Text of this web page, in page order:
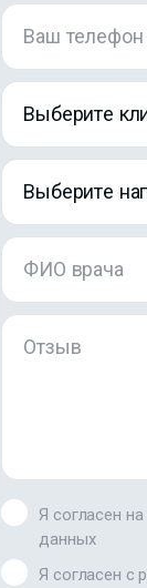
Ваш
Выберите
Выберите
ФИО врача
Отзыв
Я согласен
данных
Я согласен с